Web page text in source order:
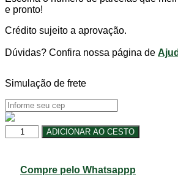
e pronto!
Crédito sujeito a aprovação.
Dúvidas? Confira nossa página de
Simulação de frete
AMORA
C/ISOFLAVONA
quantidade
ADICIONAR AO CESTO
Compre pelo Whatsappp